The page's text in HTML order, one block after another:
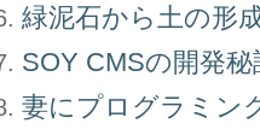
緑泥石から土の形
SOY CMSの開発秘
妻にプログラミン